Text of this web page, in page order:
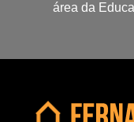
área da